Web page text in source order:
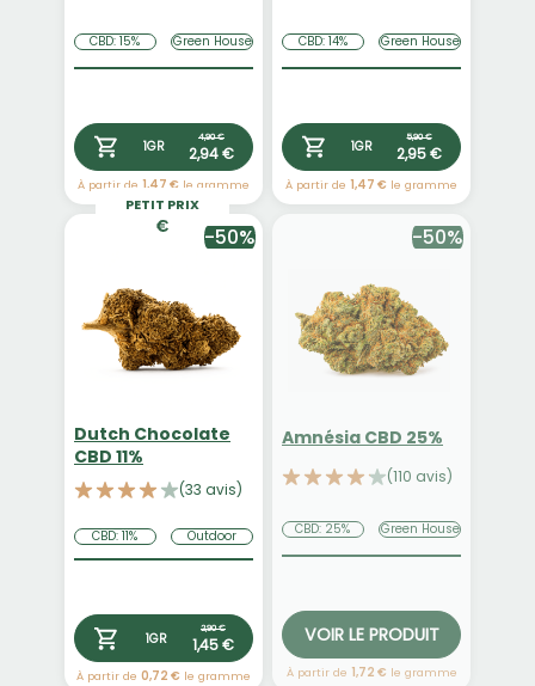
CBD: 15% Green House
1GR
4,90 €
2,94 €
À partir de 1,47 € le gramme
CBD: 14% Green House
1GR
5,90 €
2,95 €
À partir de 1,47 € le gramme
PETIT PRIX
-50%
Dutch Chocolate
CBD 11%
(33 avis)
CBD: 11% Outdoor
1GR
2,90 €
1,45 €
À partir de 0,72 € le gramme
-50%
Amnésia CBD 25%
(110 avis)
CBD: 25% Green House
VOIR LE PRODUIT
À partir de 1,72 € le gramme